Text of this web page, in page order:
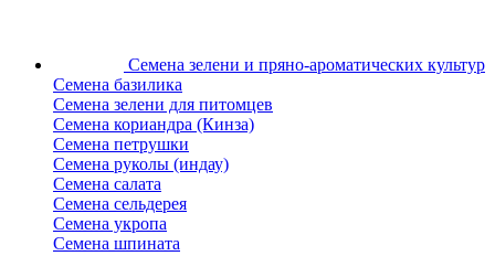
Семена зелени и пряно-ароматических культур
Семена базилика
Семена зелени для питомцев
Семена кориандра (Кинза)
Семена петрушки
Семена руколы (индау)
Семена салата
Семена сельдерея
Семена укропа
Семена шпината